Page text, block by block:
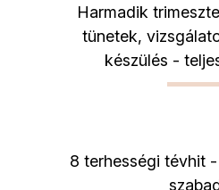
Harmadik
tünetek,
készülés -
8 terhességi tévhit